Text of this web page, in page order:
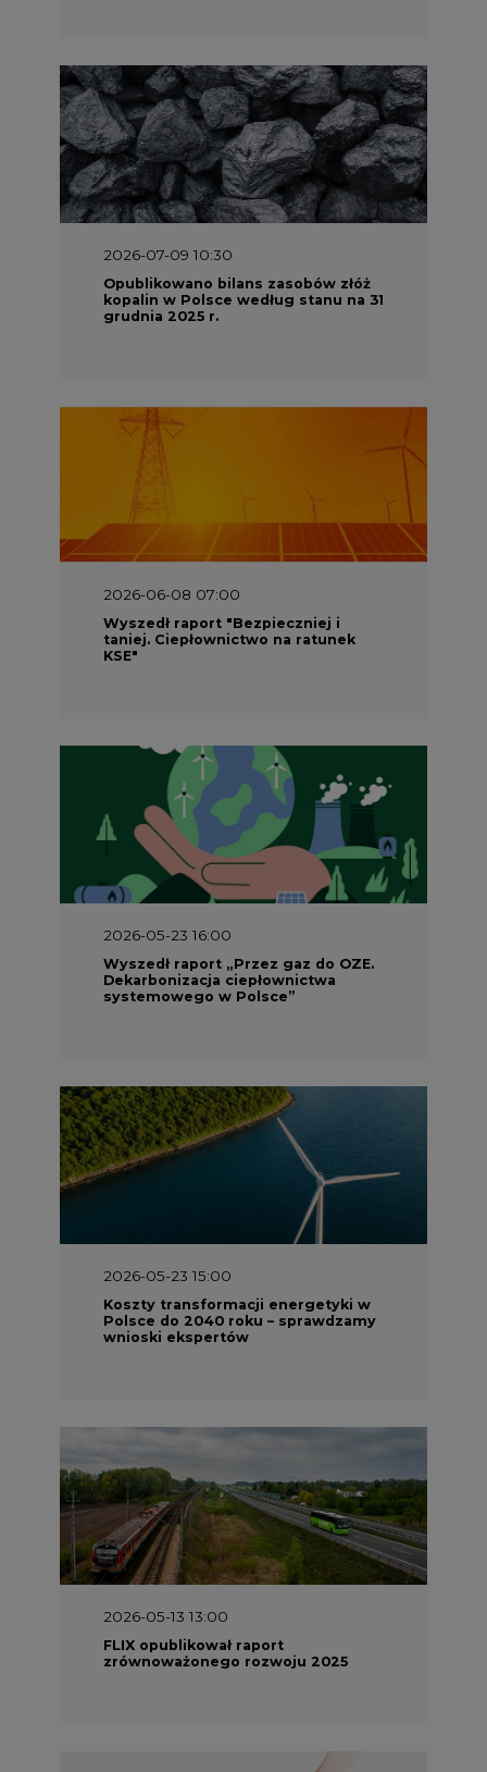
2026-07-09 10:30
Opublikowano bilans zasobów złóż
kopalin w Polsce według stanu na 31
grudnia 2025 r.
2026-06-08 07:00
Wyszedł raport "Bezpieczniej i
taniej. Ciepłownictwo na ratunek
KSE"
2026-05-23 16:00
Wyszedł raport „Przez gaz do OZE.
Dekarbonizacja ciepłownictwa
systemowego w Polsce”
2026-05-23 15:00
Koszty transformacji energetyki w
Polsce do 2040 roku – sprawdzamy
wnioski ekspertów
2026-05-13 13:00
FLIX opublikował raport
zrównoważonego rozwoju 2025